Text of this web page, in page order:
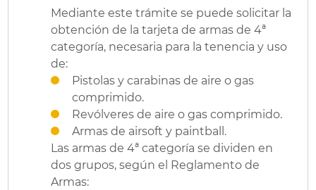
Mediante este trámite se puede solicitar la
obtención de la tarjeta de armas de 4ª
categoría, necesaria para la tenencia y uso
de:
Pistolas y carabinas de aire o gas
comprimido.
Revólveres de aire o gas comprimido.
Armas de airsoft y paintball.
Las armas de 4ª categoría se dividen en
dos grupos, según el Reglamento de
Armas: